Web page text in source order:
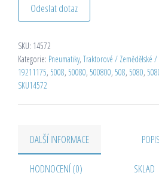
Odeslat dotaz
SKU: 14572
Kategorie: Pneumatiky, Traktorové / Zemědělské
19211175, 5008, 50080, 500800, 508, 5080,
SKU14572
DALŠÍ INFORMACE POPIS
HODNOCENÍ (0) SKLAD